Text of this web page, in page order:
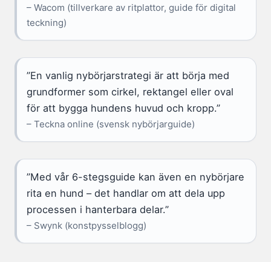
– Wacom (tillverkare av ritplattor, guide för digital
teckning)
”En vanlig nybörjarstrategi är att börja med
grundformer som cirkel, rektangel eller oval
för att bygga hundens huvud och kropp.”
– Teckna online (svensk nybörjarguide)
”Med vår 6-stegsguide kan även en nybörjare
rita en hund – det handlar om att dela upp
processen i hanterbara delar.”
– Swynk (konstpysselblogg)